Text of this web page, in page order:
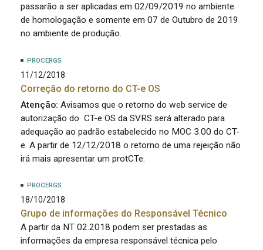
passarão a ser aplicadas em 02/09/2019 no ambiente
de homologação e somente em 07 de Outubro de 2019
no ambiente de produção.
PROCERGS
11/12/2018
Correção do retorno do CT-e OS
Atenção: Avisamos que o retorno do web service de
autorização do CT-e OS da SVRS será alterado para
adequação ao padrão estabelecido no MOC 3.00 do CT-
e. A partir de 12/12/2018 o retorno de uma rejeição não
irá mais apresentar um protCTe.
PROCERGS
18/10/2018
Grupo de informações do Responsável Técnico
A partir da NT 02.2018 podem ser prestadas as
informações da empresa responsável técnica pelo